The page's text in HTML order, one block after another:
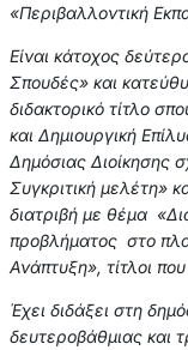
«Περιβαλλοντική
Είναι κάτοχος
Σπουδές» και
διδακτορικό τίτλο
και Δημιουργική
Δημόσιας Διοίκησης
Συγκριτική μελέτη»
διατριβή με θέμα
προβλήματος στο
Ανάπτυξη», τίτλοι
Έχει διδάξει στη
δευτεροβάθμιας και